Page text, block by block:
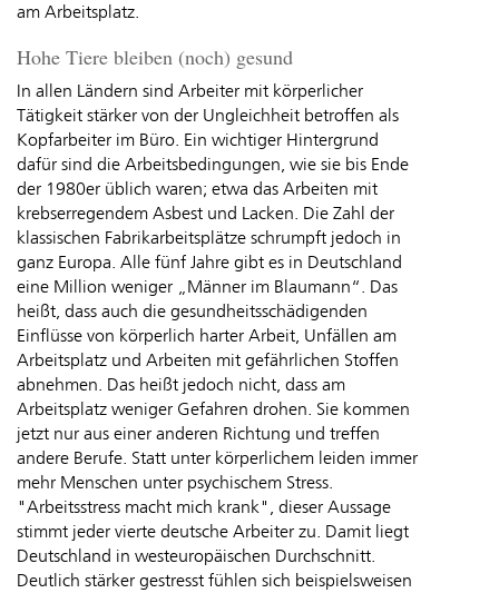
am Arbeitsplatz.
Hohe Tiere bleiben (noch) gesund
In allen Ländern sind Arbeiter mit körperlicher
Tätigkeit stärker von der Ungleichheit betroffen als
Kopfarbeiter im Büro. Ein wichtiger Hintergrund
dafür sind die Arbeitsbedingungen, wie sie bis Ende
der 1980er üblich waren; etwa das Arbeiten mit
krebserregendem Asbest und Lacken. Die Zahl der
klassischen Fabrikarbeitsplätze schrumpft jedoch in
ganz Europa. Alle fünf Jahre gibt es in Deutschland
eine Million weniger „Männer im Blaumann“. Das
heißt, dass auch die gesundheitsschädigenden
Einflüsse von körperlich harter Arbeit, Unfällen am
Arbeitsplatz und Arbeiten mit gefährlichen Stoffen
abnehmen. Das heißt jedoch nicht, dass am
Arbeitsplatz weniger Gefahren drohen. Sie kommen
jetzt nur aus einer anderen Richtung und treffen
andere Berufe. Statt unter körperlichem leiden immer
mehr Menschen unter psychischem Stress.
"Arbeitsstress macht mich krank", dieser Aussage
stimmt jeder vierte deutsche Arbeiter zu. Damit liegt
Deutschland in westeuropäischen Durchschnitt.
Deutlich stärker gestresst fühlen sich beispielsweisen